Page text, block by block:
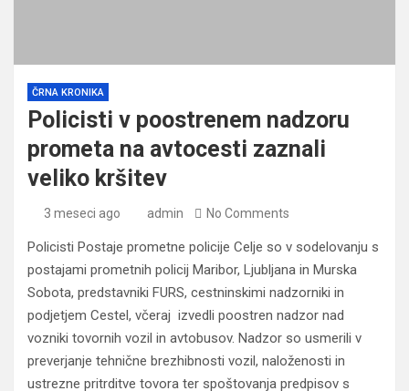
ČRNA KRONIKA
Policisti v poostrenem nadzoru
prometa na avtocesti zaznali
veliko kršitev
3 meseci ago admin No Comments
Policisti Postaje prometne policije Celje so v sodelovanju s
postajami prometnih policij Maribor, Ljubljana in Murska
Sobota, predstavniki FURS, cestninskimi nadzorniki in
podjetjem Cestel, včeraj izvedli poostren nadzor nad
vozniki tovornih vozil in avtobusov. Nadzor so usmerili v
preverjanje tehnične brezhibnosti vozil, naloženosti in
ustrezne pritrditve tovora ter spoštovanja predpisov s